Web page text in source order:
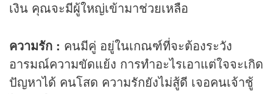
เงิน คุณจะมีผู้ใหญ่เข้ามาช่วยเหลือ
ความรัก : คนมีคู่ อยู่ในเกณฑ์ที่จะต้องระวัง
อารมณ์ความขัดแย้ง การทำอะไรเอาแต่ใจจะเกิด
ปัญหาได้ คนโสด ความรักยังไม่สู้ดี เจอคนเจ้าชู้